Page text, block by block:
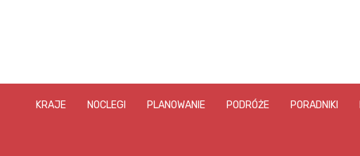
KRAJE NOCLEGI PLANOWANIE PODRÓŻE PORADNIKI